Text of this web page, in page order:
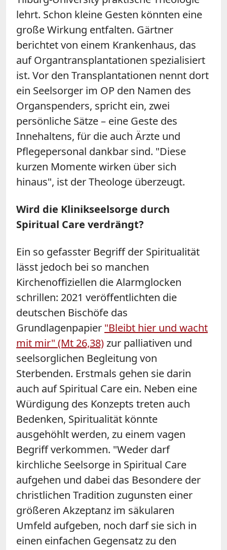
lehrt. Schon kleine Gesten könnten eine
große Wirkung entfalten. Gärtner
berichtet von einem Krankenhaus, das
auf Organtransplantationen spezialisiert
ist. Vor den Transplantationen nennt dort
ein Seelsorger im OP den Namen des
Organspenders, spricht ein, zwei
persönliche Sätze – eine Geste des
Innehaltens, für die auch Ärzte und
Pflegepersonal dankbar sind. "Diese
kurzen Momente wirken über sich
hinaus", ist der Theologe überzeugt.
Wird die Klinikseelsorge durch
Spiritual Care verdrängt?
Ein so gefasster Begriff der Spiritualität
lässt jedoch bei so manchen
Kirchenoffiziellen die Alarmglocken
schrillen: 2021 veröffentlichten die
deutschen Bischöfe das
Grundlagenpapier "Bleibt hier und wacht
mit mir" (Mt 26,38)zur palliativen und
seelsorglichen Begleitung von
Sterbenden. Erstmals gehen sie darin
auch auf Spiritual Care ein. Neben eine
Würdigung des Konzepts treten auch
Bedenken, Spiritualität könnte
ausgehöhlt werden, zu einem vagen
Begriff verkommen. "Weder darf
kirchliche Seelsorge in Spiritual Care
aufgehen und dabei das Besondere der
christlichen Tradition zugunsten einer
größeren Akzeptanz im säkularen
Umfeld aufgeben, noch darf sie sich in
einen einfachen Gegensatz zu den